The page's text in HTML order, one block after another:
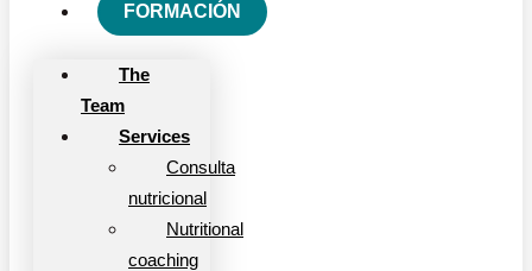
FORMACIÓN
The
Team
Services
Consulta
nutricional
Nutritional
coaching